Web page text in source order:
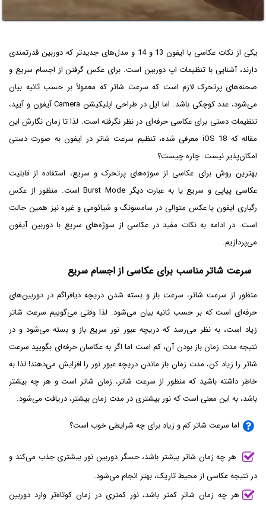
یکی از نکات عکاسی با ایفون 13 و 14 و مدل‌های جدیدتر که دوربین قدرتمندی
دارند، آشنایی با تنظیمات اپ دوربین است. برای عکس گرفتن از اجسام سریع و
صحنه‌های پرتحرک لازم است که سرعت شاتر که معمولاً بر حسب ثانیه بیان
می‌شود، عدد کوچکی باشد. اما اپل در طراحی اپلیکیشن Camera آیفون و آیپد،
تنظیمات دستی برای عکاسی حرفه‌ای در نظر نگرفته است. لذا تا زمان نگارش این
مقاله که iOS 18 معرفی شده، تنظیم سرعت شاتر در ایفون به صورت دستی
امکان‌پذیر نیست. چاره چیست؟
بهترین روش برای عکاسی از سوژه‌های پرتحرک و سریع، استفاده از قابلیت
عکاسی پیاپی و سریع یا به عبارت دیگر Burst Mode است. منظور از عکس
رگباری ایفون یا عکس متوالی در سامسونگ و شیائومی و غیره نیز همین حالت
است. در ادامه به نکات مفید در عکاسی از سوژه‌های سریع با دوربین آیفون
می‌پردازیم.
سرعت شاتر مناسب برای عکاسی از اجسام سریع
منظور از سرعت شاتر، سرعت باز و بسته شدن دریچه دیافراگم در دوربین‌های
حرفه‌ای است که بر حسب ثانیه بیان می‌شود. لذا وقتی می‌گوییم سرعت شاتر
زیاد است، به نظر می‌رسد که دریچه عبور نور سریع باز و بسته می‌شود و در
نتیجه مدت زمان باز بودن آن، کم است اما اگر به عکاسان حرفه‌ای بگویید سرعت
شاتر را زیاد کن، مدت زمان باز ماندن دریچه عبور نور را افزایش می‌دهند! لذا به
خاطر داشته باشید که منظور از سرعت شاتر، زمان شاتر است و هر چه بیشتر
باشد، به این معنی است که نور بیشتری در مدت زمان بیشتر، دریافت می‌شود.
اما سرعت شاتر کم و زیاد برای چه شرایطی خوب است؟
هر چه زمان شاتر بیشتر باشد، حسگر دوربین نور بیشتری جذب می‌کند و
در نتیجه عکاسی از محیط تاریک، بهتر انجام می‌شود.
هر چه زمان شاتر کمتر باشد، نور کمتری در زمان کوتاه‌تر وارد دوربین